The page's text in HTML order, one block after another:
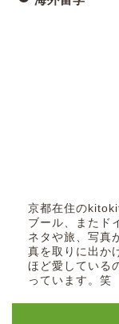
京都在住の
ブール、またド
ネタや旅、写真
真を取りに出か
ほど愛している
っています。笑